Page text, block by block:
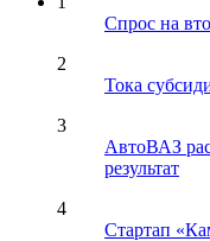
Спрос на
2
Тока
3
АвтоВАЗ
результат
4
Стартап